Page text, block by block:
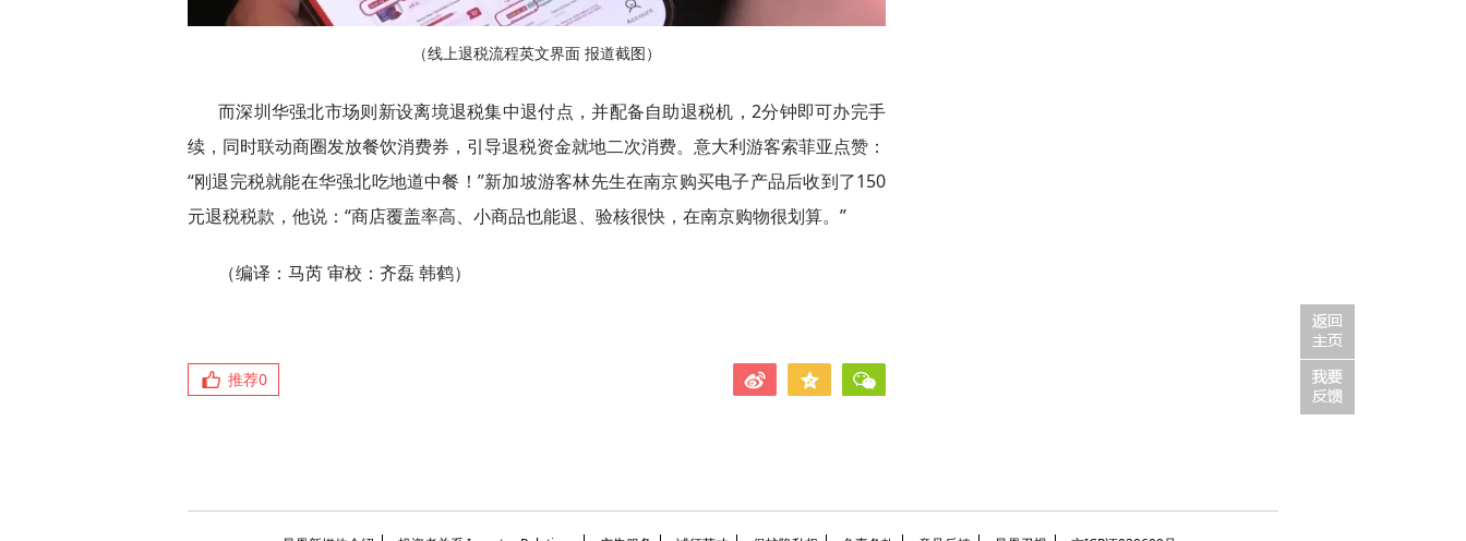
（线上退税流程英文界面 报道截图）
而深圳华强北市场则新设离境退税集中退付点，并配备自助退税机，2分钟即可办完手
续，同时联动商圈发放餐饮消费券，引导退税资金就地二次消费。意大利游客索菲亚点赞：
“刚退完税就能在华强北吃地道中餐！”新加坡游客林先生在南京购买电子产品后收到了150
元退税税款，他说：“商店覆盖率高、小商品也能退、验核很快，在南京购物很划算。”
（编译：马芮 审校：齐磊 韩鹤）
推荐0